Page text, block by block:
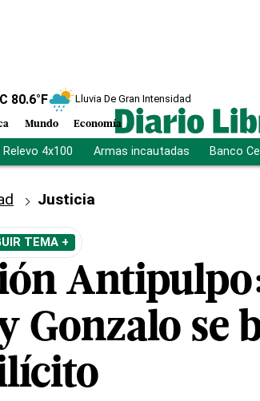
80.6°F Lluvia De Gran Intensidad
Mundo Economía
Relevo 4x100 Armas incautadas Banco
Justicia
TEMA +
Gonzalo se